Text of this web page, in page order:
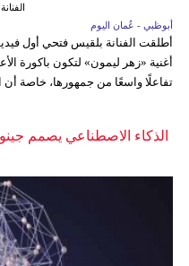
أبوظبي - عُمان اليوم
أطلقت الفنانة بلقيس فتحي أول
أغنية «زهر ليمون» لتكون باكورة
تفاعلًا واسعًا من جمهورها، خاصة
الذكاء الاصطناعي يصمم